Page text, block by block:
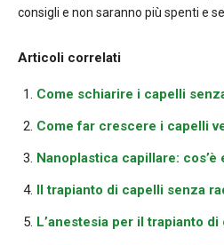
consigli e non saranno più spenti e
Articoli correlati
Come schiarire i capelli
Come far crescere i capelli
Nanoplastica capillare:
Il trapianto di capelli senza
L’anestesia per il trapianto di